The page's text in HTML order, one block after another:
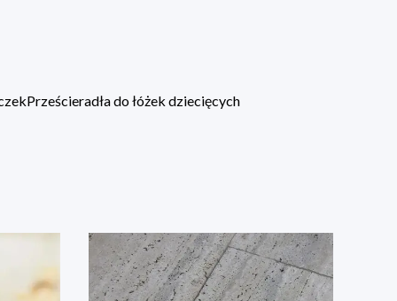
Prześcieradła do łóżek dziecięcych